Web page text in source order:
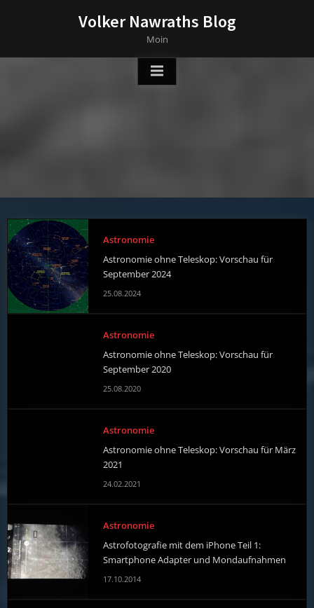
Volker Nawraths Blog
Moin
Astronomie
Astronomie ohne Teleskop: Vorschau für
September 2024
25.08.2024
Astronomie
Astronomie ohne Teleskop: Vorschau für
September 2020
25.08.2020
Astronomie
Astronomie ohne Teleskop: Vorschau für März
2021
24.02.2021
Astronomie
Astrofotografie mit dem iPhone Teil 1:
Smartphone Adapter und Mondaufnahmen
17.10.2014